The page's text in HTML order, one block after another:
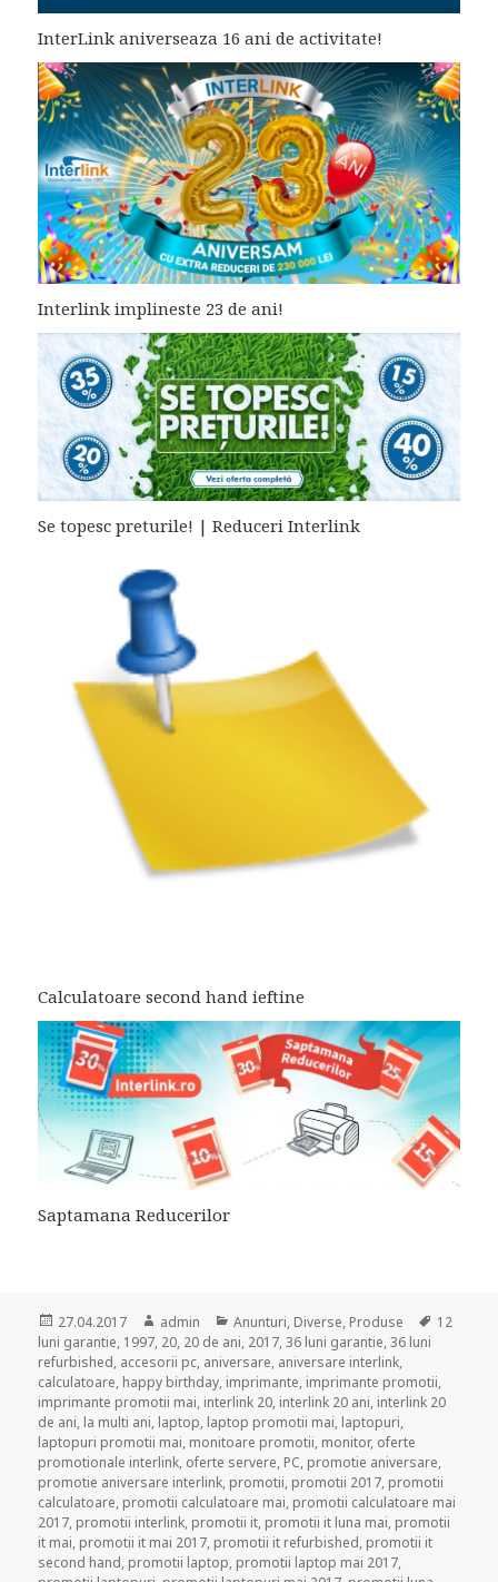
InterLink aniverseaza 16 ani de activitate!
Interlink implineste 23 de ani!
Se topesc preturile! | Reduceri Interlink
Calculatoare second hand ieftine
Saptamana Reducerilor
Posted
on
27.04.2017 Author
admin Categories
Anunturi, Diverse, Produse Tags
12
luni garantie, 1997, 20, 20 de ani, 2017,36 luni garantie,36 luni
refurbished, accesorii pc, aniversare, aniversare interlink,
calculatoare, happy birthday, imprimante, imprimante promotii,
imprimante promotii mai, interlink 20, interlink 20 ani, interlink 20
de ani, la multi ani, laptop, laptop promotii mai, laptopuri,
laptopuri promotii mai, monitoare promotii, monitor, oferte
promotionale interlink, oferte servere, PC, promotie aniversare,
promotie aniversare interlink, promotii, promotii 2017, promotii
calculatoare, promotii calculatoare mai, promotii calculatoare mai
2017, promotii interlink, promotii it, promotii it luna mai, promotii
it mai, promotii it mai 2017, promotii it refurbished, promotii it
second hand, promotii laptop, promotii laptop mai 2017,